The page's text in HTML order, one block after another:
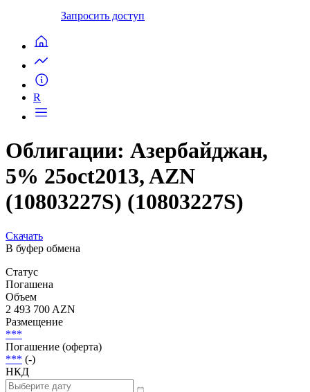
Запросить доступ
R
Облигации: Азербайджан,
5% 25oct2013, AZN
(10803227S) (10803227S)
Скачать
В буфер обмена
Статус
Погашена
Объем
2 493 700 AZN
Размещение
***
Погашение (оферта)
*** (-)
НКД